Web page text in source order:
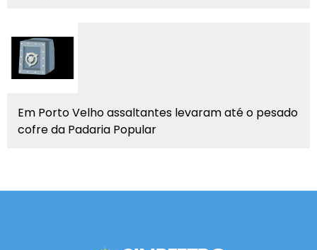
Em Porto Velho assaltantes levaram até o pesado
cofre da Padaria Popular